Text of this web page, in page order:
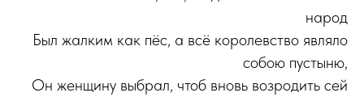
народ
Был жалким как пёс, а всё королевство являло
собою пустыню,
Он женщину выбрал, чтоб вновь возродить сей